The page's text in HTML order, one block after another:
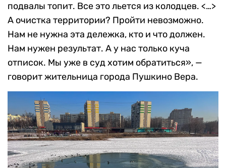
подвалы топит. Все это льется из колодцев. <…>
А очистка территории? Пройти невозможно.
Нам не нужна эта дележка, кто и что должен.
Нам нужен результат. А у нас только куча
отписок. Мы уже в суд хотим обратиться», —
говорит жительница города Пушкино Вера.